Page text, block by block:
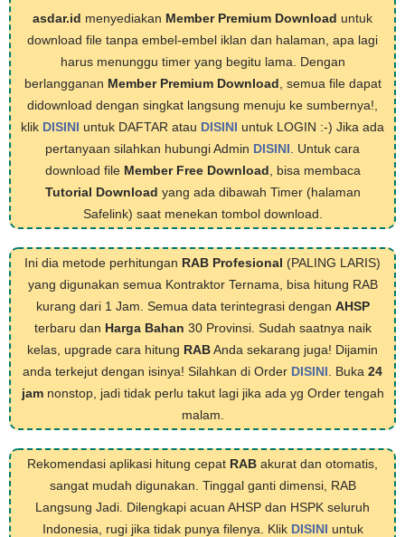
asdar.id menyediakan Member Premium Download untuk
download file tanpa embel-embel iklan dan halaman, apa lagi
harus menunggu timer yang begitu lama. Dengan
berlangganan Member Premium Download , semua file dapat
didownload dengan singkat langsung menuju ke sumbernya!,
klik DISINI untuk DAFTAR atau DISINI untuk LOGIN :-) Jika ada
pertanyaan silahkan hubungi Admin DISINI . Untuk cara
download file Member Free Download , bisa membaca
Tutorial Download yang ada dibawah Timer (halaman
Safelink) saat menekan tombol download.
Ini dia metode perhitungan RAB Profesional (PALING LARIS)
yang digunakan semua Kontraktor Ternama, bisa hitung RAB
kurang dari 1 Jam. Semua data terintegrasi dengan AHSP
terbaru dan Harga Bahan 30 Provinsi. Sudah saatnya naik
kelas, upgrade cara hitung RABAnda sekarang juga! Dijamin
anda terkejut dengan isinya! Silahkan di Order DISINI . Buka 24
jamnonstop, jadi tidak perlu takut lagi jika ada yg Order tengah
malam.
Rekomendasi aplikasi hitung cepat RAB akurat dan otomatis,
sangat mudah digunakan. Tinggal ganti dimensi, RAB
Langsung Jadi. Dilengkapi acuan AHSP dan HSPK seluruh
Indonesia, rugi jika tidak punya filenya. Klik DISINI untuk